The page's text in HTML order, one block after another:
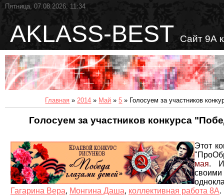
Пятница, 07.08.2026, 11:34
AKLASS-BEST Сайт 9А
Главная » 2014 » Май » 5 » Голосуем за участников
Голосуем за участников конкурса
Этот
мая.
Гагарина Вера, Монгина Даша, коллективная работа 8А.